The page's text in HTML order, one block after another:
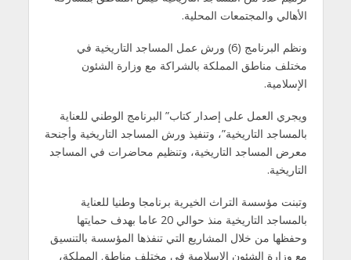
الأهالي والمجتمعات المحلية.
ونظم البرنامج (6) ورش عمل المساجد التاريخية في
مختلف مناطق المملكة بالشراكة مع وزارة الشئون
الإسلامية.
ويجري العمل على إصدار كتاب” البرنامج الوطني للعناية
بالمساجد التاريخية”، وتنفيذ ورش المساجد التاريخية وأجنحة
معرض المساجد التاريخية، وتنظيم محاضرات في المساجد
التاريخية.
وتبنت مؤسسة التراث الخيرية برنامجا وطنيا للعناية
بالمساجد التاريخية منذ حوالي 20 عاما بهدف حمايتها
وحفظها من خلال المشاريع التي تنفذها المؤسسة بالتنسيق
مع وزارة الشئون الإسلامية في مختلف مناطق المملكة،